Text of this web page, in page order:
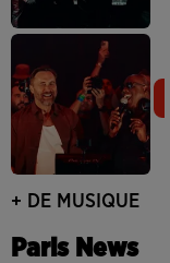
+ DE MUSIQUE
Paris News